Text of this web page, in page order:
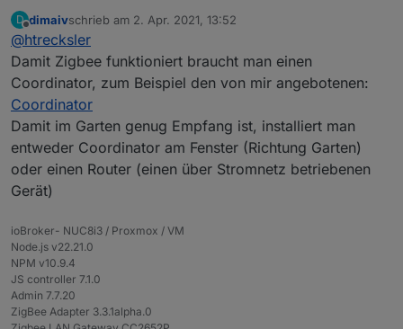
Sensoren über den ioBroker zu verwalten?
Und war da nicht ein Reichweitenproblem mit
ZigBee?
Aber genau von diesen Sensoren suche ich noch
welche. Ich habe den Sensor von Trübner im Rasen
eingegraben, aber für Beete und Kübel wären diese
natürlich ideal (wenn die Reichweite stimmt)
D
Offline
dimaivschrieb am 2. Apr. 2021, 13:52
zuletzt editiert von
@htrecksler
Damit Zigbee funktioniert braucht man einen
Coordinator, zum Beispiel den von mir angebotenen:
Coordinator
Damit im Garten genug Empfang ist, installiert man
entweder Coordinator am Fenster (Richtung Garten)
oder einen Router (einen über Stromnetz betriebenen
Gerät)
ioBroker- NUC8i3 / Proxmox / VM
Node.js v22.21.0
NPM v10.9.4
JS controller 7.1.0
Admin 7.7.20
ZigBee Adapter 3.3.1alpha.0